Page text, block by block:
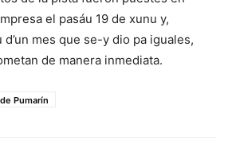
el pasáu 19 de xunu y,
mes que se-y dio pa iguales,
de manera inmediata.
Pumarín